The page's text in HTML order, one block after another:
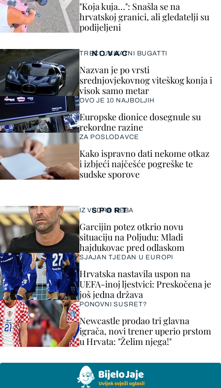
"Koja kuja…": Snašla se na
hrvatskoj granici, ali gledatelji su
podijeljeni
SPORT
IZ VEDRA NEBA
Garcijin potez otkrio novu
situaciju na Poljudu: Mladi
hajdukovac pred odlaskom
SJAJAN TJEDAN U EUROPI
Hrvatska nastavila uspon na
UEFA-inoj ljestvici: Preskočena je
još jedna država
PONOVNI SUSRET?
Newcastle prodao tri glavna
igrača, novi trener uperio prstom
u Hrvata: "Želim njega!"
NOVAC
TREĆI UNIKATNI BUGATTI
Nazvan je po vrsti
srednjovjekovnog viteškog konja i
visok samo metar
OVO JE 10 NAJBOLJIH
Europske dionice dosegnule su
rekordne razine
ZA POSLODAVCE
Kako ispravno dati nekome otkaz
i izbjeći najčešće pogreške te
sudske sporove